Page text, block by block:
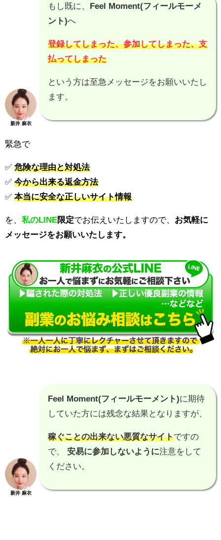
新井 麻衣
もし既に、 Feel Moment(フィールモーメ
ント)へ
登録してしまった、参加してしまった、支
払ってしまった
という方は至急メッセージをお願いいたし
ます。
緊急で
✅ 危険な理由と対処法
✅ 今から出来る返金方法
✅ 本当に安全な正しいサイト情報
を、 私のLINE限定でお伝えいたしますので、 お気軽に
メッセージをお願いいたします。
新井 麻衣
Feel Moment(フィールモーメント)に期待
していた方には残念な結果となりますが、
稼ぐことの出来ない悪質なサイトですの
で、 安易に参加しないように注意をして
ください。